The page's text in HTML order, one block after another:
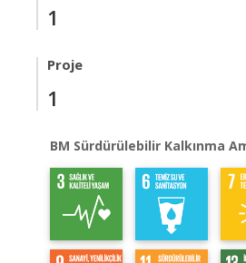
1
Proje
1
BM Sürdürülebilir Kalkınma